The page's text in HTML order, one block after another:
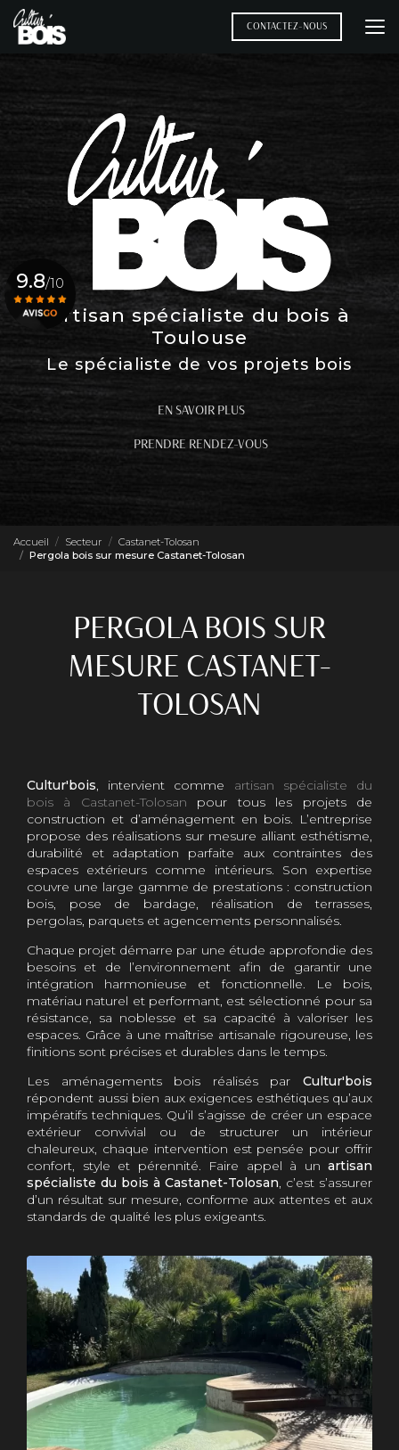
Aller
au
contenu
CONTACTEZ-NOUS
Artisan spécialiste du bois à
Toulouse
Le spécialiste de vos projets bois
EN SAVOIR PLUS
PRENDRE RENDEZ-VOUS
9.8/10
Accueil Secteur
Castanet-Tolosan
Pergola bois sur mesure Castanet-Tolosan
PERGOLA BOIS SUR
MESURE CASTANET-
TOLOSAN
Cultur'bois, intervient comme artisan spécialiste du
bois à Castanet-Tolosan pour tous les projets de
construction et d’aménagement en bois. L’entreprise
propose des réalisations sur mesure alliant esthétisme,
durabilité et adaptation parfaite aux contraintes des
espaces extérieurs comme intérieurs. Son expertise
couvre une large gamme de prestations : construction
bois, pose de bardage, réalisation de terrasses,
pergolas, parquets et agencements personnalisés.
Chaque projet démarre par une étude approfondie des
besoins et de l’environnement afin de garantir une
intégration harmonieuse et fonctionnelle. Le bois,
matériau naturel et performant, est sélectionné pour sa
résistance, sa noblesse et sa capacité à valoriser les
espaces. Grâce à une maîtrise artisanale rigoureuse, les
finitions sont précises et durables dans le temps.
Les aménagements bois réalisés par Cultur'bois
répondent aussi bien aux exigences esthétiques qu’aux
impératifs techniques. Qu’il s’agisse de créer un espace
extérieur convivial ou de structurer un intérieur
chaleureux, chaque intervention est pensée pour offrir
confort, style et pérennité. Faire appel à un artisan
spécialiste du bois à Castanet-Tolosan, c’est s’assurer
d’un résultat sur mesure, conforme aux attentes et aux
standards de qualité les plus exigeants.